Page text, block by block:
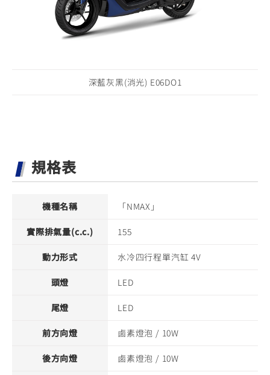
深藍灰黑(消光) E06DO1
規格表
機種名稱 「NMAX」
實際排氣量(c.c.) 155
動力形式 水冷四行程單汽缸 4V
頭燈 LED
尾燈 LED
前方向燈 鹵素燈泡 / 10W
後方向燈 鹵素燈泡 / 10W